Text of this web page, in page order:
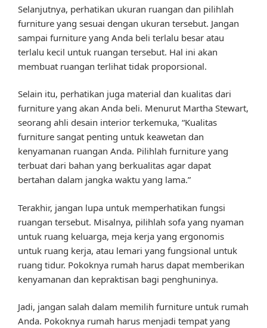
Selanjutnya, perhatikan ukuran ruangan dan pilihlah
furniture yang sesuai dengan ukuran tersebut. Jangan
sampai furniture yang Anda beli terlalu besar atau
terlalu kecil untuk ruangan tersebut. Hal ini akan
membuat ruangan terlihat tidak proporsional.
Selain itu, perhatikan juga material dan kualitas dari
furniture yang akan Anda beli. Menurut Martha Stewart,
seorang ahli desain interior terkemuka, “Kualitas
furniture sangat penting untuk keawetan dan
kenyamanan ruangan Anda. Pilihlah furniture yang
terbuat dari bahan yang berkualitas agar dapat
bertahan dalam jangka waktu yang lama.”
Terakhir, jangan lupa untuk memperhatikan fungsi
ruangan tersebut. Misalnya, pilihlah sofa yang nyaman
untuk ruang keluarga, meja kerja yang ergonomis
untuk ruang kerja, atau lemari yang fungsional untuk
ruang tidur. Pokoknya rumah harus dapat memberikan
kenyamanan dan kepraktisan bagi penghuninya.
Jadi, jangan salah dalam memilih furniture untuk rumah
Anda. Pokoknya rumah harus menjadi tempat yang